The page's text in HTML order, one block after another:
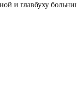
и главбуху